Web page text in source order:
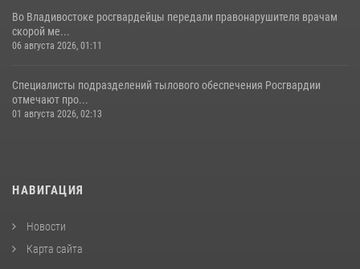
Во Владивостоке росгвардейцы передали правонарушителя врачам
скорой ме...
06 августа 2026, 01:11
Специалисты подразделений тылового обеспечения Росгвардии
отмечают про...
01 августа 2026, 02:13
НАВИГАЦИЯ
Новости
Карта сайта